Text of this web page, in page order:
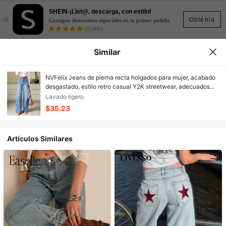
Obténla
×
SHEIN-¡List@, descarga, con estilo!
Consigue descuentos especiales en tu primer pedido
(5,000)
Similar
NVFelix Jeans de pierna recta holgados para mujer, acabado
desgastado, estilo retro casual Y2K streetwear, adecuados
para vacaciones de primavera & verano
Lavado ligero
$35.23
Artículos Similares